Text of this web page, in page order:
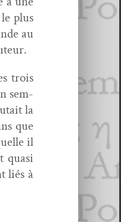
plus
au
trois
sem­
la
que
il
qua­si
liés à